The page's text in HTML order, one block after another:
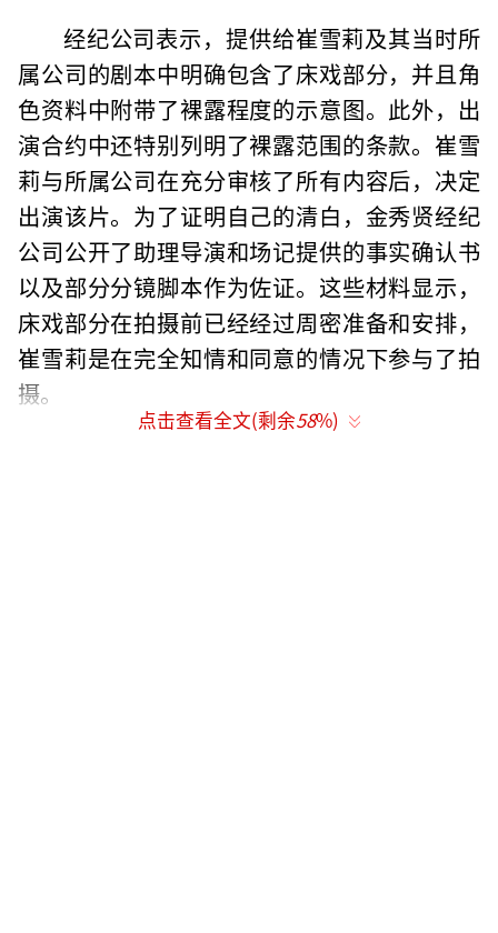
经纪公司表示，提供给崔雪莉及其当时所
属公司的剧本中明确包含了床戏部分，并且角
色资料中附带了裸露程度的示意图。此外，出
演合约中还特别列明了裸露范围的条款。崔雪
莉与所属公司在充分审核了所有内容后，决定
出演该片。为了证明自己的清白，金秀贤经纪
公司公开了助理导演和场记提供的事实确认书
以及部分分镜脚本作为佐证。这些材料显示，
床戏部分在拍摄前已经经过周密准备和安排，
崔雪莉是在完全知情和同意的情况下参与了拍
摄。
点击查看全文(剩余58%)